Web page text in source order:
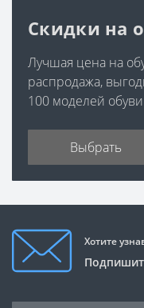
Модные женские
Весенние ботинки
Женские зимние
Модные и стильные
Зимние ботинки
Зимние ботинки
Зимние белые ботинки
Женские зимние
Скидки на
Лучшая цена на
распродажа,
100 моделей обуви
Выбрать
Хотите